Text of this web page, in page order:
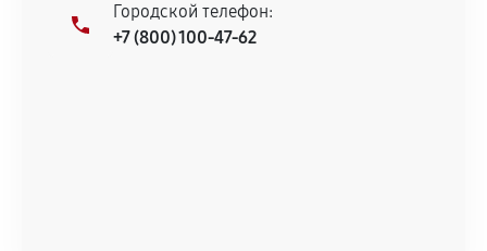
Городской телефон:
+7 (800) 100-47-62